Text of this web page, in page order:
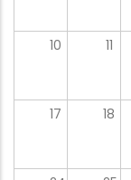
10 11
17 18